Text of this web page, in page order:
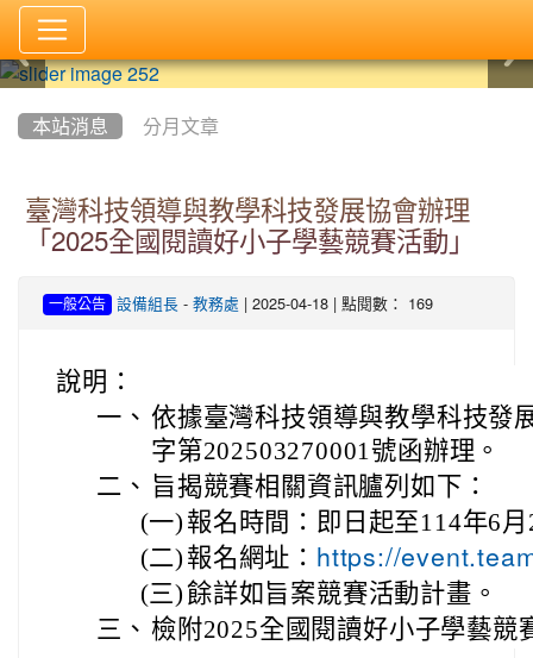
本站消息 分月文章
臺灣科技領導與教學科技發展協會辦理
「2025全國閱讀好小子學藝競賽活動」
一般公告 設備組長- 教務處 | 2025-04-18 | 點閱數： 169
說明：
一、 依據臺灣科技領導與教學科技發
字第202503270001號函辦理。
二、 旨揭競賽相關資訊臚列如下：
(一) 報名時間：即日起至114年6
(二) 報名網址： https://
(三)餘詳如旨案競賽活動計畫。
三、 檢附2025全國閱讀好小子學藝競